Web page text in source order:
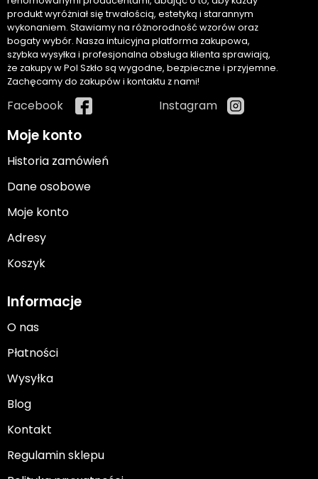
produkt wyróżniał się trwałością, estetyką i starannym
wykonaniem. Stawiamy na różnorodność wzorów oraz
bogaty wybór. Nasza intuicyjna platforma zakupowa,
szybka wysyłka i profesjonalna obsługa klienta sprawiają,
że zakupy w Pol Szkło są wygodne, bezpieczne i przyjemne.
Zachęcamy do zakupów i kontaktu z nami!
Facebook Instagram
Moje konto
Historia zamówień
Dane osobowe
Moje konto
Adresy
Koszyk
Informacje
O nas
Płatności
Wysyłka
Blog
Kontakt
Regulamin sklepu